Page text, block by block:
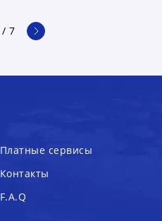
/7
Платные сервисы
Контакты
F.A.Q